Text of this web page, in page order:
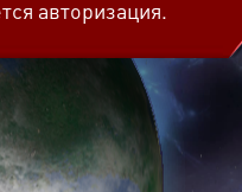
авторизация.